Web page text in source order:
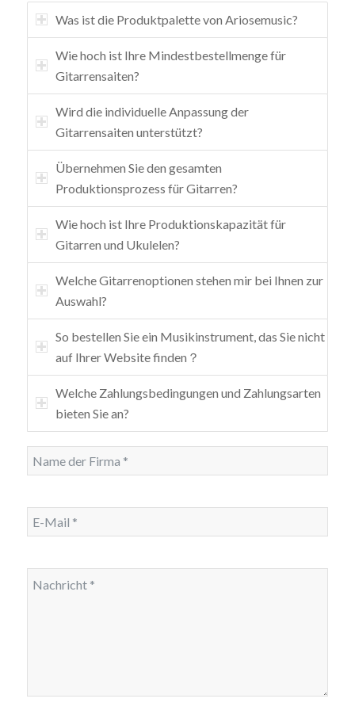
Was ist die Produktpalette von Ariosemusic?
Wie hoch ist Ihre Mindestbestellmenge für
Gitarrensaiten?
Wird die individuelle Anpassung der
Gitarrensaiten unterstützt?
Übernehmen Sie den gesamten
Produktionsprozess für Gitarren?
Wie hoch ist Ihre Produktionskapazität für
Gitarren und Ukulelen?
Welche Gitarrenoptionen stehen mir bei Ihnen zur
Auswahl?
So bestellen Sie ein Musikinstrument, das Sie nicht
auf Ihrer Website finden？
Welche Zahlungsbedingungen und Zahlungsarten
bieten Sie an?